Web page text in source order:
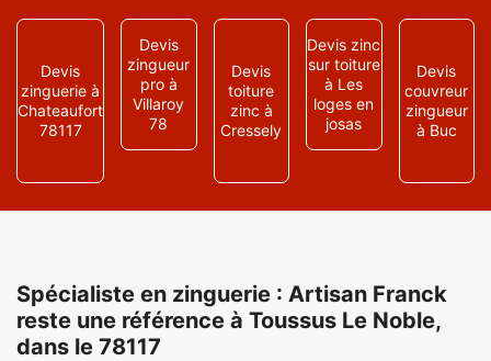
Devis
zinguerie à
Chateaufort
78117
Devis
zingueur
pro à
Villaroy
78
Devis
toiture
zinc à
Cressely
Devis zinc
sur toiture
à Les
loges en
josas
Devis
couvreur
zingueur
à Buc
Spécialiste en zinguerie : Artisan Franck
reste une référence à Toussus Le Noble,
dans le 78117